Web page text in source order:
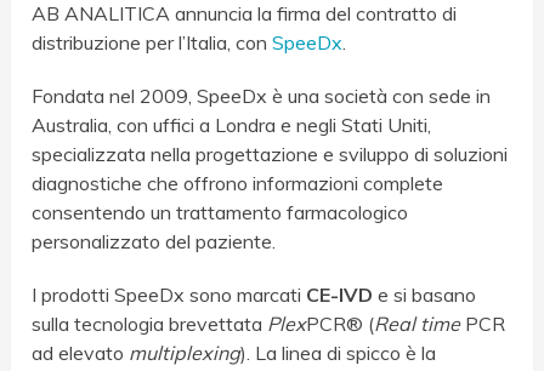
AB ANALITICA annuncia la firma del contratto di
distribuzione per l’Italia, conSpeeDx.
Fondata nel 2009, SpeeDx è una società con sede in
Australia, con uffici a Londra e negli Stati Uniti,
specializzata nella progettazione e sviluppo di soluzioni
diagnostiche che offrono informazioni complete
consentendo un trattamento farmacologico
personalizzato del paziente.
I prodotti SpeeDx sono marcati CE-IVD e si basano
sulla tecnologia brevettata PlexPCR® (Real timePCR
ad elevato multiplexing). La linea di spicco è la